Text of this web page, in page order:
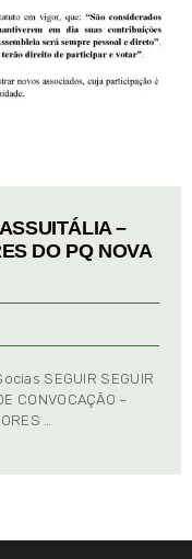
–
DO PQ NOVA
SEGUIR SEGUIR
CONVOCAÇÃO –
…